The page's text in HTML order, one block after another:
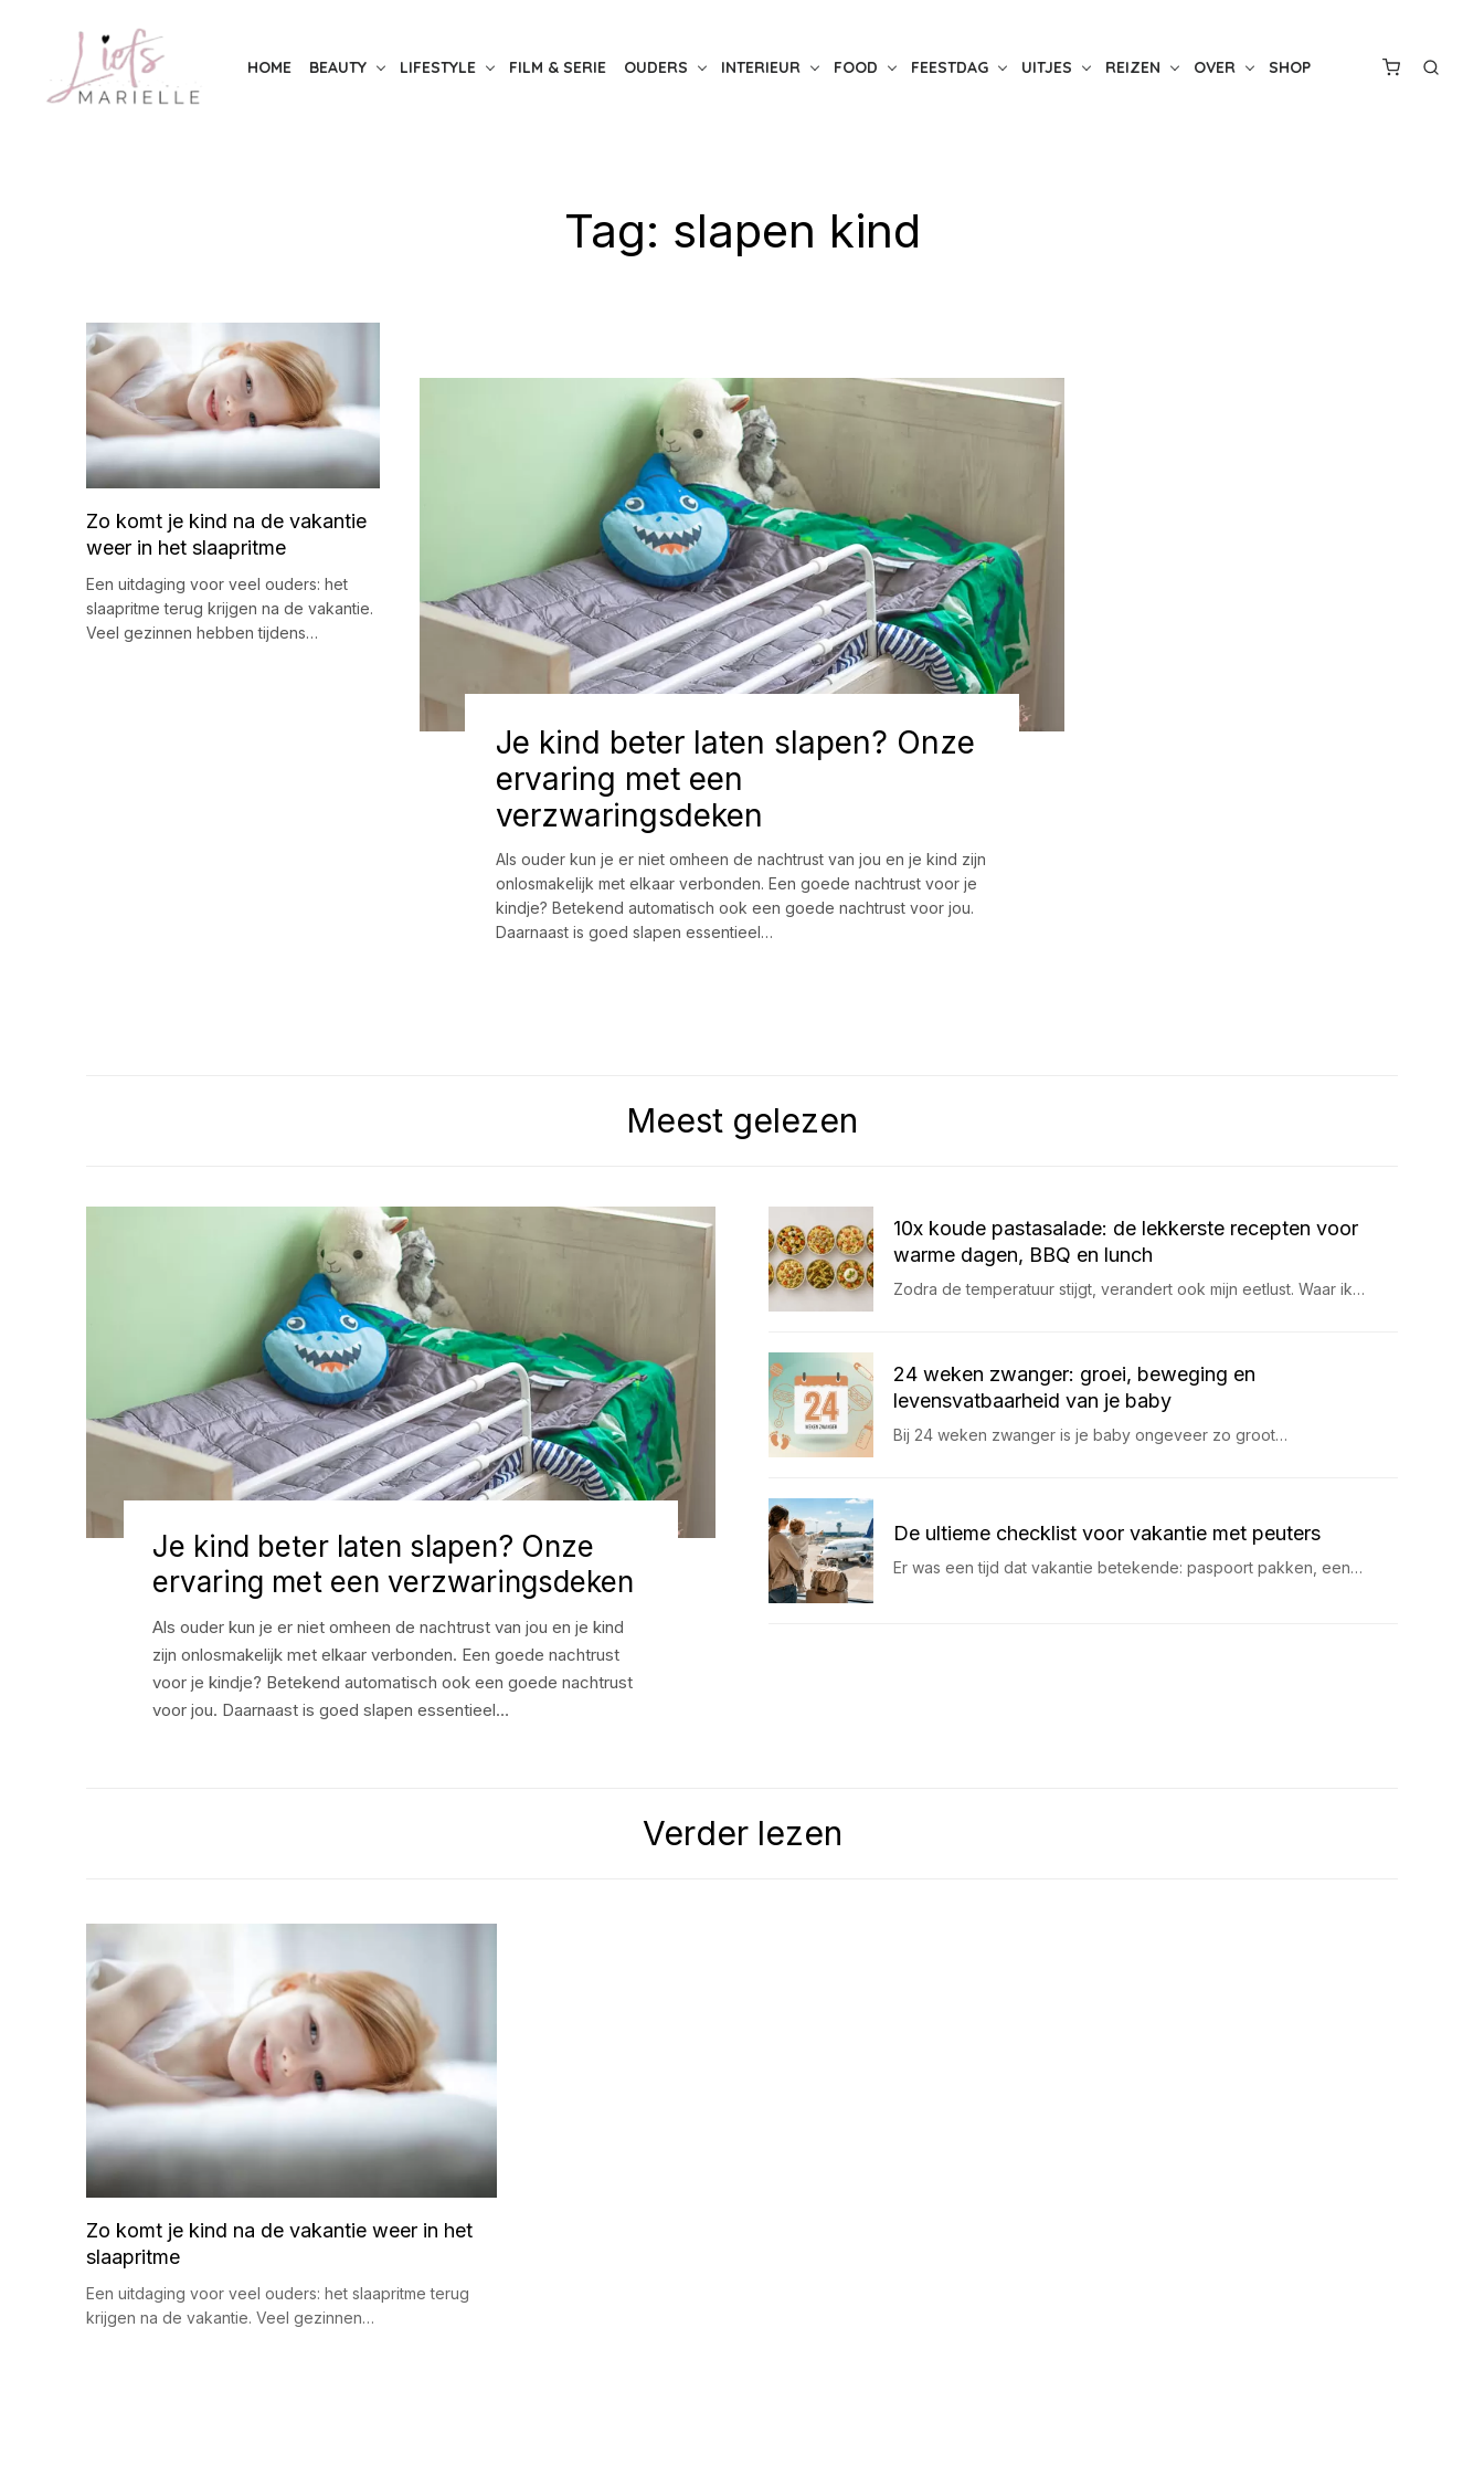
content
HOME BEAUTY LIFESTYLE FILM & SERIE OUDERS INTERIEUR FOOD FEESTDAG UITJES REIZEN OVER SHOP
Tag: slapen kind
Zo komt je kind na de vakantie
weer in het slaapritme
Een uitdaging voor veel ouders: het
slaapritme terug krijgen na de vakantie.
Veel gezinnen hebben tijdens…
Je kind beter laten slapen? Onze
ervaring met een
verzwaringsdeken
Als ouder kun je er niet omheen de nachtrust van jou en je kind zijn
onlosmakelijk met elkaar verbonden. Een goede nachtrust voor je
kindje? Betekend automatisch ook een goede nachtrust voor jou.
Daarnaast is goed slapen essentieel…
Meest gelezen
Je kind beter laten slapen? Onze
ervaring met een verzwaringsdeken
Als ouder kun je er niet omheen de nachtrust van jou en je kind
zijn onlosmakelijk met elkaar verbonden. Een goede nachtrust
voor je kindje? Betekend automatisch ook een goede nachtrust
voor jou. Daarnaast is goed slapen essentieel…
10x koude pastasalade: de lekkerste recepten voor
warme dagen, BBQ en lunch
Zodra de temperatuur stijgt, verandert ook mijn eetlust. Waar ik…
24 weken zwanger: groei, beweging en
levensvatbaarheid van je baby
Bij 24 weken zwanger is je baby ongeveer zo groot…
De ultieme checklist voor vakantie met peuters
Er was een tijd dat vakantie betekende: paspoort pakken, een…
Verder lezen
Zo komt je kind na de vakantie weer in het
slaapritme
Een uitdaging voor veel ouders: het slaapritme terug
krijgen na de vakantie. Veel gezinnen…